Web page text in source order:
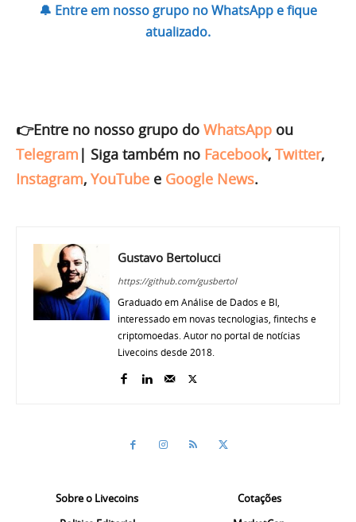
🔔 Entre em nosso grupo no WhatsApp e fique
atualizado.
👉Entre no nosso grupo do WhatsApp ou
Telegram | Siga também no Facebook, Twitter,
Instagram, YouTube e Google News.
Gustavo Bertolucci
https://github.com/gusbertol
Graduado em Análise de Dados e BI,
interessado em novas tecnologias, fintechs e
criptomoedas. Autor no portal de notícias
Livecoins desde 2018.
Sobre o Livecoins
Cotações